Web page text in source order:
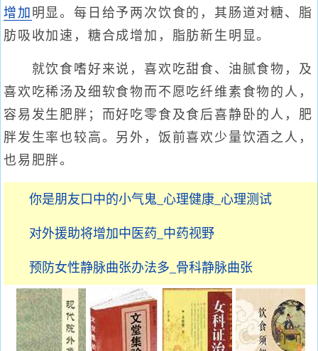
增加 明显。每日给予两次饮食的，其肠道对糖、脂
肪吸收加速，糖合成增加，脂肪新生明显。
就饮食嗜好来说，喜欢吃甜食、油腻食物，及
喜欢吃稀汤及细软食物而不愿吃纤维素食物的人，
容易发生肥胖；而好吃零食及食后喜静卧的人，肥
胖发生率也较高。另外，饭前喜欢少量饮酒之人，
也易肥胖。
你是朋友口中的小气鬼_心理健康_心理测试
对外援助将增加中医药_中药视野
预防女性静脉曲张办法多_骨科静脉曲张